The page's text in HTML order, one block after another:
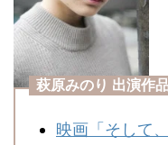
萩原みのり 出演作
映画「そして